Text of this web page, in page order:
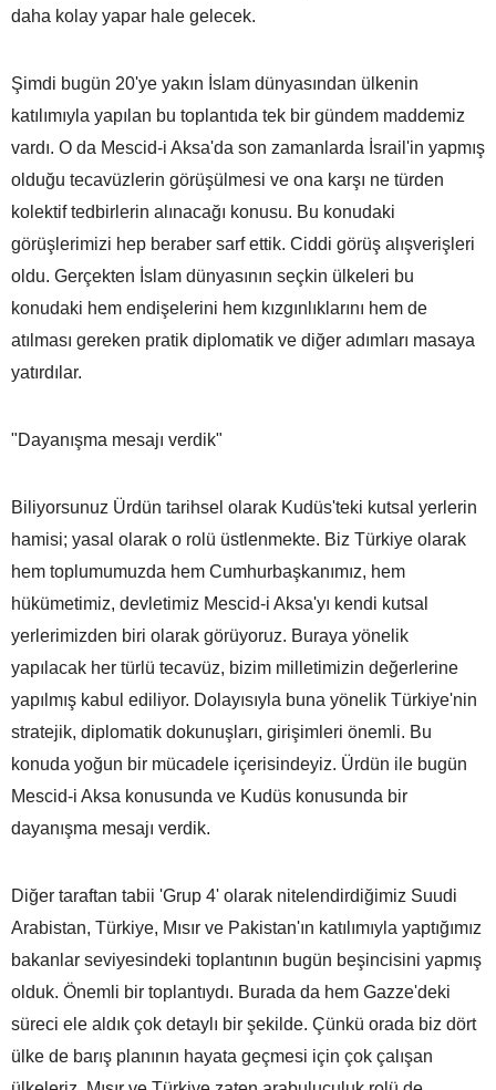
daha kolay yapar hale gelecek.
Şimdi bugün 20'ye yakın İslam dünyasından ülkenin
katılımıyla yapılan bu toplantıda tek bir gündem maddemiz
vardı. O da Mescid-i Aksa'da son zamanlarda İsrail'in yapmış
olduğu tecavüzlerin görüşülmesi ve ona karşı ne türden
kolektif tedbirlerin alınacağı konusu. Bu konudaki
görüşlerimizi hep beraber sarf ettik. Ciddi görüş alışverişleri
oldu. Gerçekten İslam dünyasının seçkin ülkeleri bu
konudaki hem endişelerini hem kızgınlıklarını hem de
atılması gereken pratik diplomatik ve diğer adımları masaya
yatırdılar.
"Dayanışma mesajı verdik"
Biliyorsunuz Ürdün tarihsel olarak Kudüs'teki kutsal yerlerin
hamisi; yasal olarak o rolü üstlenmekte. Biz Türkiye olarak
hem toplumumuzda hem Cumhurbaşkanımız, hem
hükümetimiz, devletimiz Mescid-i Aksa'yı kendi kutsal
yerlerimizden biri olarak görüyoruz. Buraya yönelik
yapılacak her türlü tecavüz, bizim milletimizin değerlerine
yapılmış kabul ediliyor. Dolayısıyla buna yönelik Türkiye'nin
stratejik, diplomatik dokunuşları, girişimleri önemli. Bu
konuda yoğun bir mücadele içerisindeyiz. Ürdün ile bugün
Mescid-i Aksa konusunda ve Kudüs konusunda bir
dayanışma mesajı verdik.
Diğer taraftan tabii 'Grup 4' olarak nitelendirdiğimiz Suudi
Arabistan, Türkiye, Mısır ve Pakistan'ın katılımıyla yaptığımız
bakanlar seviyesindeki toplantının bugün beşincisini yapmış
olduk. Önemli bir toplantıydı. Burada da hem Gazze'deki
süreci ele aldık çok detaylı bir şekilde. Çünkü orada biz dört
ülke de barış planının hayata geçmesi için çok çalışan